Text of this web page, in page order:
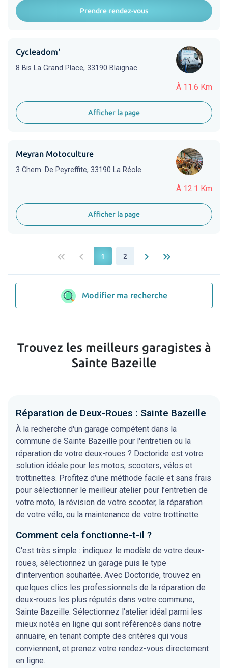
Prendre rendez-vous
À 11.6 Km
Cycleadom'
8 Bis La Grand Place, 33190 Blaignac
Afficher la page
À 12.1 Km
Meyran Motoculture
3 Chem. De Peyreffite, 33190 La Réole
Afficher la page
keyboard_double_arrow_left keyboard_arrow_left 1 2 keyboard_arrow_right keyboard_double_arrow_right
Modifier ma recherche
Trouvez les meilleurs garagistes à
Sainte Bazeille
Réparation de Deux-Roues : Sainte Bazeille
À la recherche d'un garage compétent dans la
commune de Sainte Bazeille pour l'entretien ou la
réparation de votre deux-roues ? Doctoride est votre
solution idéale pour les motos, scooters, vélos et
trottinettes. Profitez d'une méthode facile et sans frais
pour sélectionner le meilleur atelier pour l’entretien de
votre moto, la révision de votre scooter, la réparation
de votre vélo, ou la maintenance de votre trottinette.
Comment cela fonctionne-t-il ?
C'est très simple : indiquez le modèle de votre deux-
roues, sélectionnez un garage puis le type
d'intervention souhaitée. Avec Doctoride, trouvez en
quelques clics les professionnels de la réparation de
deux-roues les plus réputés dans votre commune,
Sainte Bazeille. Sélectionnez l'atelier idéal parmi les
mieux notés en ligne qui sont référencés dans notre
annuaire, en tenant compte des critères qui vous
conviennent, et prenez votre rendez-vous directement
en ligne.